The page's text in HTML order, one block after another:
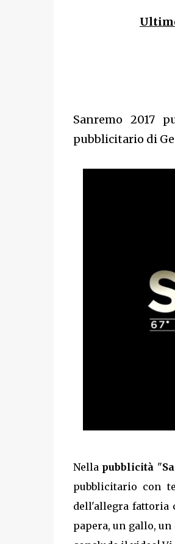
Sanremo 2017
pubblicitario di
Nella pubblicità "
pubblicitario con
dell'allegra fattoria
papera, un gallo, un